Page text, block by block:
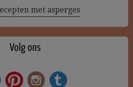
met asperges
Volg ons